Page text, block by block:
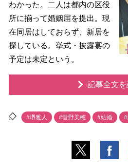
わかった。二人は都内の区役
所に揃って婚姻届を提出。現
在同居はしておらず、新居を
探している。挙式・披露宴の
予定は未定という。
記事全文を
#堺雅人 #菅野美穂 #結婚